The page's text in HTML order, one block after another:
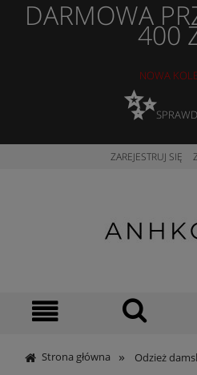
DARMOWA
400
NOWA
✨
ZAREJESTRUJ SIĘ
Strona główna » Odzież